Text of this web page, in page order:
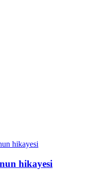
hikayesi
hikayesi